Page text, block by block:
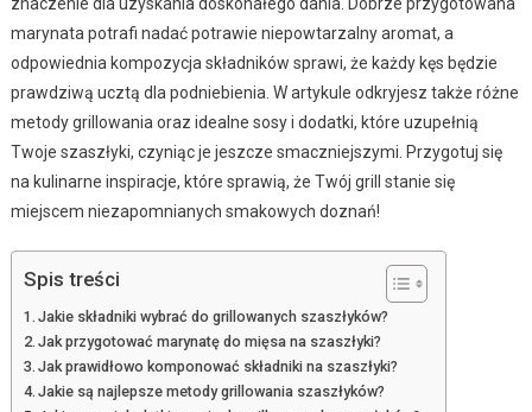
marynata potrafi nadać potrawie niepowtarzalny aromat, a
odpowiednia kompozycja składników sprawi, że każdy kęs będzie
prawdziwą ucztą dla podniebienia. W artykule odkryjesz także różne
metody grillowania oraz idealne sosy i dodatki, które uzupełnią
Twoje szaszłyki, czyniąc je jeszcze smaczniejszymi. Przygotuj się
na kulinarne inspiracje, które sprawią, że Twój grill stanie się
miejscem niezapomnianych smakowych doznań!
Spis treści
Jakie składniki wybrać do grillowanych szaszłyków?
Jak przygotować marynatę do mięsa na szaszłyki?
Jak prawidłowo komponować składniki na szaszłyki?
Jakie są najlepsze metody grillowania szaszłyków?